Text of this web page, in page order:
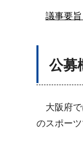
議事要旨
公募
大阪府で
のスポー